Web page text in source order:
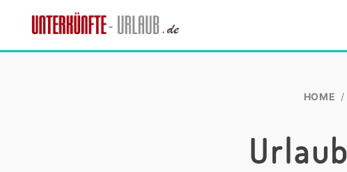
primary
main
footerUnterkünfte-
finde
HOME /